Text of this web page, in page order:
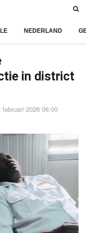
NEDERLAND
in district
februari 2026 06:00